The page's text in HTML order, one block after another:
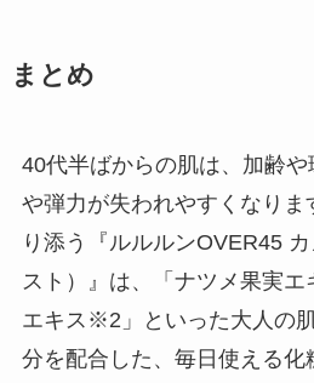
まとめ
40代半ばからの肌は、加齢や
や弾力が失われやすくなりま
り添う『ルルルンOVER45
スト）』は、「ナツメ果実
エキス※2」といった大人の
分を配合した、毎日使える化